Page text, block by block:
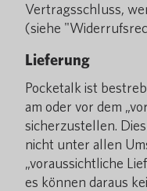
Vertragsschluss,
(siehe
Lieferung
Pocketalk ist
am oder vor dem
sicherzustellen.
nicht unter allen
„voraussichtliche
es können daraus